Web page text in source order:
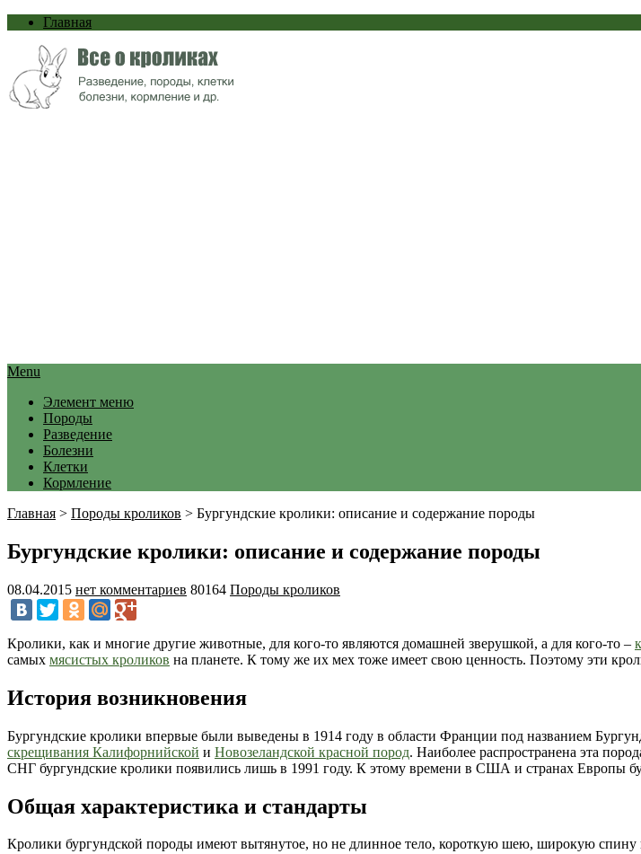
Главная
Menu
Элемент меню
Породы
Разведение
Болезни
Клетки
Кормление
Главная > Породы кроликов > Бургундские кролики: описание и содержание породы
Бургундские кролики: описание и содержание породы
08.04.2015 нет комментариев 80164 Породы кроликов
Кролики, как и многие другие животные, для кого-то являются домашней зверушкой, а для кого-то –
самых мясистых кроликов на планете. К тому же их мех тоже имеет свою ценность. Поэтому эти
История возникновения
Бургундские кролики впервые были выведены в 1914 году в области Франции под названием
скрещивания Калифорнийской и Новозеландской красной пород. Наиболее распространена эта
СНГ бургундские кролики появились лишь в 1991 году. К этому времени в США и странах Европы
Общая характеристика и стандарты
Кролики бургундской породы имеют вытянутое, но не длинное тело, короткую шею, широкую